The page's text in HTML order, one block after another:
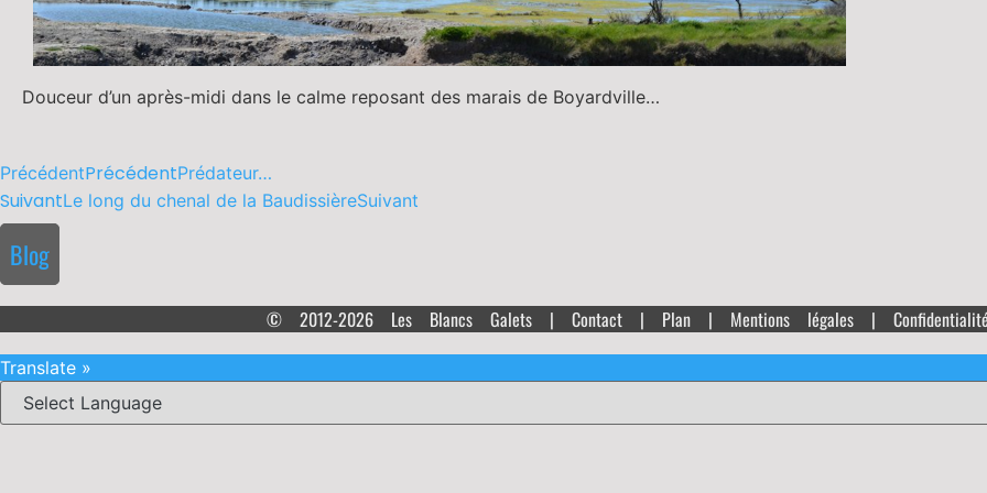
Douceur d’un après-midi dans le calme reposant des marais de Boyardville…
PrécédentPrécédentPrédateur…
SuivantLe long du chenal de la BaudissièreSuivant
Blog
© 2012-2026 Les Blancs Galets | Contact | Plan | Mentions légales |
Translate »